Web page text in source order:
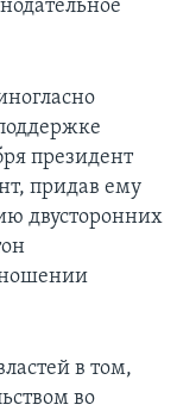
президент
придав ему
двусторонних
в том,
во